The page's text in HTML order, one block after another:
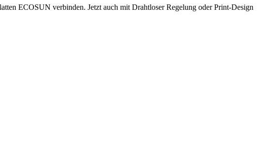
ECOSUN verbinden. Jetzt auch mit Drahtloser Regelung oder Print-Design